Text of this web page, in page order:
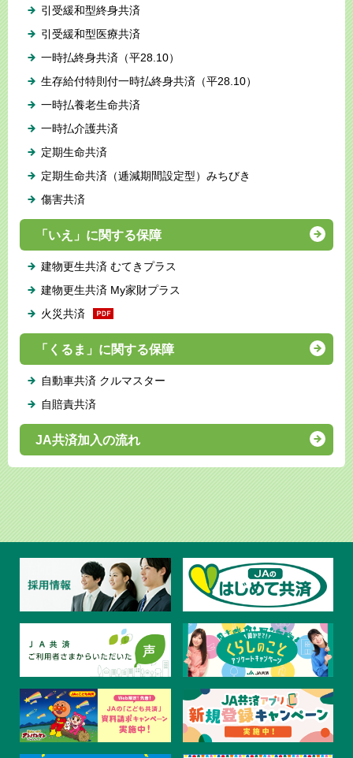
引受緩和型終身共済
引受緩和型医療共済
一時払終身共済（平28.10）
生存給付特則付一時払終身共済（平28.10）
一時払養老生命共済
一時払介護共済
定期生命共済
定期生命共済（逓減期間設定型）みちびき
傷害共済
「いえ」に関する保障
建物更生共済 むてきプラス
建物更生共済 My家財プラス
火災共済
「くるま」に関する保障
自動車共済 クルマスター
自賠責共済
JA共済加入の流れ